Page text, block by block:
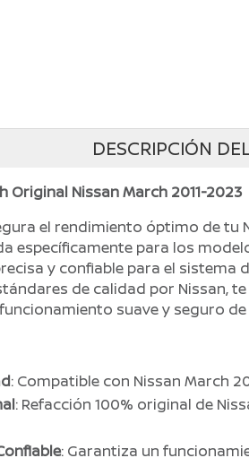
DESCRIPCIÓN
Original Nissan March 2011-2023
el rendimiento óptimo de tu
específicamente para los
y confiable para el sistema
de calidad por Nissan,
suave y seguro
: Compatible con Nissan March
: Refacción 100% original de
: Garantiza un